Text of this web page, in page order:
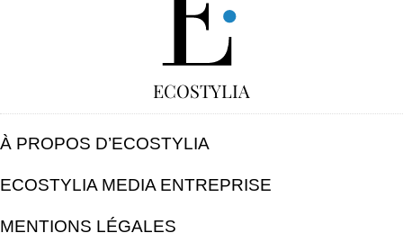
ECOSTYLIA
À PROPOS D’ECOSTYLIA
ECOSTYLIA MEDIA ENTREPRISE
MENTIONS LÉGALES